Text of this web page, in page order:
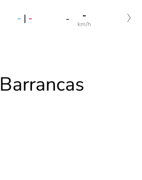
- | - - -
km/h
Barrancas